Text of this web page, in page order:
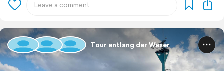
Tour entlang der Weser